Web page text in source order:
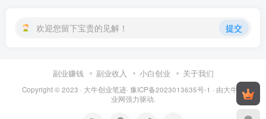
欢迎您留下宝贵的见解！ 提交
副业赚钱 副业收入 小白创业 关于我们
Copyright © 2023 · 大牛创业笔迹· 豫ICP备2023013635号-1 · 由大牛创
业网强力驱动.